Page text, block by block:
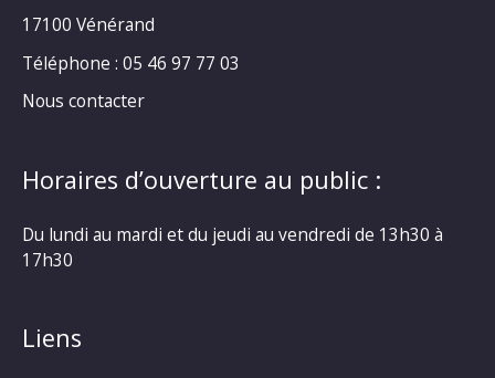
17100 Vénérand
Téléphone : 05 46 97 77 03
Nous contacter
Horaires d’ouverture au public :
Du lundi au mardi et du jeudi au vendredi de 13h30 à
17h30
Liens